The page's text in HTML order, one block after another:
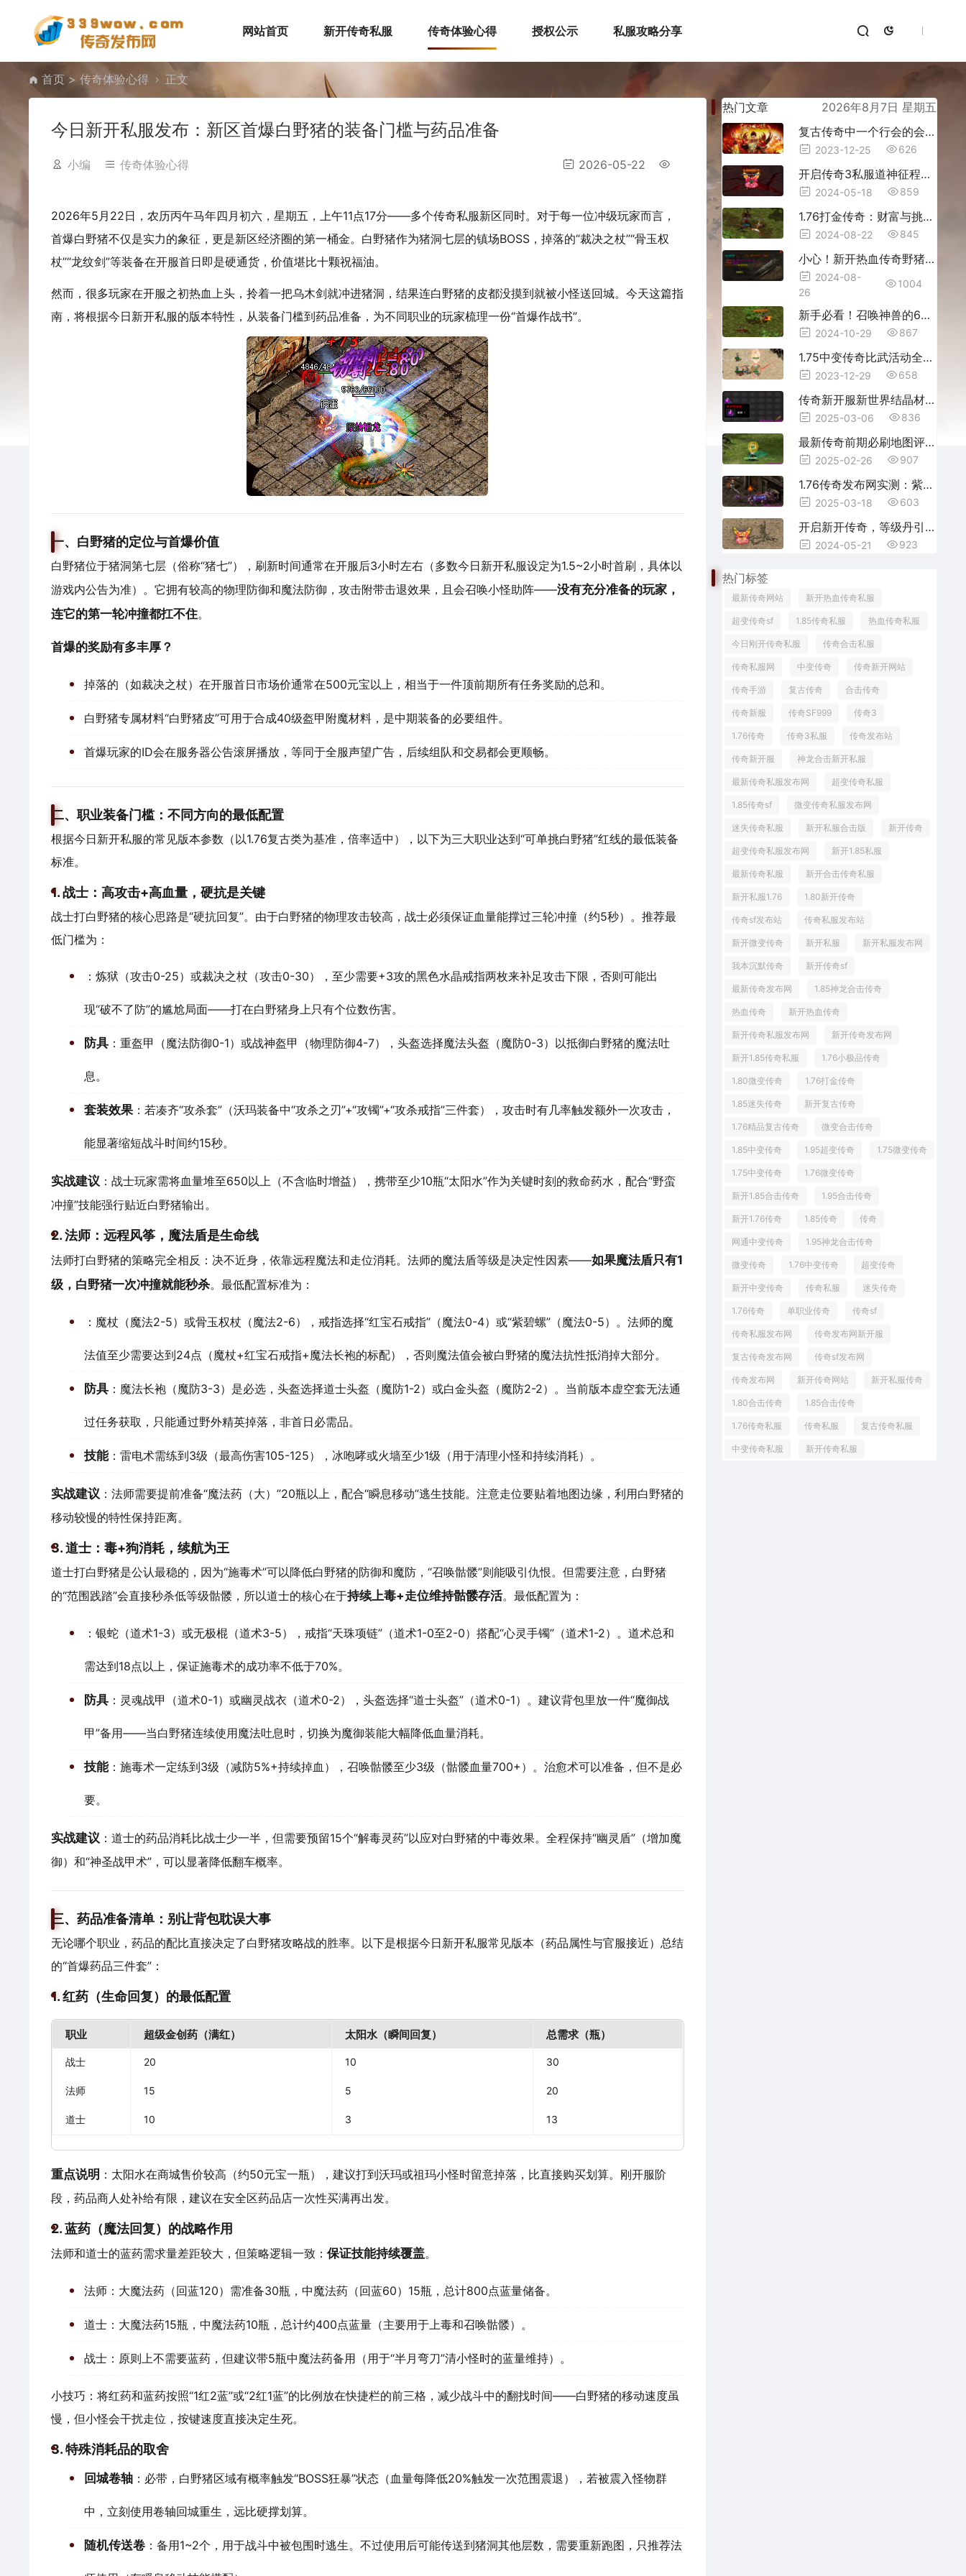
网站首页 新开传奇私服 传奇体验心得 授权公示 私服攻略分享
首页> 传奇体验心得 正文
今日新开私服发布：新区首爆白野猪的装备门槛与药品准备
小编 传奇体验心得 2026-05-22
2026年5月22日，农历丙午马年四月初六，星期五，上午11点17分——多个传奇私服新区同时。对于每一位冲级玩家而言，
首爆白野猪不仅是实力的象征，更是新区经济圈的第一桶金。白野猪作为猪洞七层的镇场BOSS，掉落的“裁决之杖”“骨玉权
杖”“龙纹剑”等装备在开服首日即是硬通货，价值堪比十颗祝福油。
然而，很多玩家在开服之初热血上头，拎着一把乌木剑就冲进猪洞，结果连白野猪的皮都没摸到就被小怪送回城。今天这篇指
南，将根据今日新开私服的版本特性，从装备门槛到药品准备，为不同职业的玩家梳理一份“首爆作战书”。
一、白野猪的定位与首爆价值
白野猪位于猪洞第七层（俗称“猪七”），刷新时间通常在开服后3小时左右（多数今日新开私服设定为1.5~2小时首刷，具体以
游戏内公告为准）。它拥有较高的物理防御和魔法防御，攻击附带击退效果，且会召唤小怪助阵——没有充分准备的玩家，
连它的第一轮冲撞都扛不住。
首爆的奖励有多丰厚？
掉落的（如裁决之杖）在开服首日市场价通常在500元宝以上，相当于一件顶前期所有任务奖励的总和。
白野猪专属材料“白野猪皮”可用于合成40级盔甲附魔材料，是中期装备的必要组件。
首爆玩家的ID会在服务器公告滚屏播放，等同于全服声望广告，后续组队和交易都会更顺畅。
二、职业装备门槛：不同方向的最低配置
根据今日新开私服的常见版本参数（以1.76复古类为基准，倍率适中），以下为三大职业达到“可单挑白野猪”红线的最低装备
标准。
1. 战士：高攻击+高血量，硬抗是关键
战士打白野猪的核心思路是“硬抗回复”。由于白野猪的物理攻击较高，战士必须保证血量能撑过三轮冲撞（约5秒）。推荐最
低门槛为：
：炼狱（攻击0-25）或裁决之杖（攻击0-30），至少需要+3攻的黑色水晶戒指两枚来补足攻击下限，否则可能出
现“破不了防”的尴尬局面——打在白野猪身上只有个位数伤害。
防具：重盔甲（魔法防御0-1）或战神盔甲（物理防御4-7），头盔选择魔法头盔（魔防0-3）以抵御白野猪的魔法吐
息。
套装效果：若凑齐“攻杀套”（沃玛装备中“攻杀之刃”+“攻镯”+“攻杀戒指”三件套），攻击时有几率触发额外一次攻击，
能显著缩短战斗时间约15秒。
实战建议 ：战士玩家需将血量堆至650以上（不含临时增益），携带至少10瓶“太阳水”作为关键时刻的救命药水，配合“野蛮
冲撞”技能强行贴近白野猪输出。
2. 法师：远程风筝，魔法盾是生命线
法师打白野猪的策略完全相反：决不近身，依靠远程魔法和走位消耗。法师的魔法盾等级是决定性因素——如果魔法盾只有1
级，白野猪一次冲撞就能秒杀。最低配置标准为：
：魔杖（魔法2-5）或骨玉权杖（魔法2-6），戒指选择“红宝石戒指”（魔法0-4）或“紫碧螺”（魔法0-5）。法师的魔
法值至少需要达到24点（魔杖+红宝石戒指+魔法长袍的标配），否则魔法值会被白野猪的魔法抗性抵消掉大部分。
防具：魔法长袍（魔防3-3）是必选，头盔选择道士头盔（魔防1-2）或白金头盔（魔防2-2）。当前版本虚空套无法通
过任务获取，只能通过野外精英掉落，非首日必需品。
技能：雷电术需练到3级（最高伤害105-125），冰咆哮或火墙至少1级（用于清理小怪和持续消耗）。
实战建议 ：法师需要提前准备“魔法药（大）”20瓶以上，配合“瞬息移动”逃生技能。注意走位要贴着地图边缘，利用白野猪的
移动较慢的特性保持距离。
3. 道士：毒+狗消耗，续航为王
道士打白野猪是公认最稳的，因为“施毒术”可以降低白野猪的防御和魔防，“召唤骷髅”则能吸引仇恨。但需要注意，白野猪
的“范围践踏”会直接秒杀低等级骷髅，所以道士的核心在于持续上毒+走位维持骷髅存活。最低配置为：
：银蛇（道术1-3）或无极棍（道术3-5），戒指“天珠项链”（道术1-0至2-0）搭配“心灵手镯”（道术1-2）。道术总和
需达到18点以上，保证施毒术的成功率不低于70%。
防具：灵魂战甲（道术0-1）或幽灵战衣（道术0-2），头盔选择“道士头盔”（道术0-1）。建议背包里放一件“魔御战
甲”备用——当白野猪连续使用魔法吐息时，切换为魔御装能大幅降低血量消耗。
技能：施毒术一定练到3级（减防5%+持续掉血），召唤骷髅至少3级（骷髅血量700+）。治愈术可以准备，但不是必
要。
实战建议 ：道士的药品消耗比战士少一半，但需要预留15个“解毒灵药”以应对白野猪的中毒效果。全程保持“幽灵盾”（增加魔
御）和“神圣战甲术”，可以显著降低翻车概率。
三、药品准备清单：别让背包耽误大事
无论哪个职业，药品的配比直接决定了白野猪攻略战的胜率。以下是根据今日新开私服常见版本（药品属性与官服接近）总结
的“首爆药品三件套”：
1. 红药（生命回复）的最低配置
职业 超级金创药（满红） 太阳水（瞬间回复） 总需求（瓶）
战士 20 10 30
法师 15 5 20
道士 10 3 13
重点说明 ：太阳水在商城售价较高（约50元宝一瓶），建议打到沃玛或祖玛小怪时留意掉落，比直接购买划算。刚开服阶
段，药品商人处补给有限，建议在安全区药品店一次性买满再出发。
2. 蓝药（魔法回复）的战略作用
法师和道士的蓝药需求量差距较大，但策略逻辑一致： 保证技能持续覆盖。
法师：大魔法药（回蓝120）需准备30瓶，中魔法药（回蓝60）15瓶，总计800点蓝量储备。
道士：大魔法药15瓶，中魔法药10瓶，总计约400点蓝量（主要用于上毒和召唤骷髅）。
战士：原则上不需要蓝药，但建议带5瓶中魔法药备用（用于“半月弯刀”清小怪时的蓝量维持）。
小技巧：将红药和蓝药按照“1红2蓝”或“2红1蓝”的比例放在快捷栏的前三格，减少战斗中的翻找时间——白野猪的移动速度虽
慢，但小怪会干扰走位，按键速度直接决定生死。
3. 特殊消耗品的取舍
回城卷轴：必带，白野猪区域有概率触发“BOSS狂暴”状态（血量每降低20%触发一次范围震退），若被震入怪物群
中，立刻使用卷轴回城重生，远比硬撑划算。
随机传送卷：备用1~2个，用于战斗中被包围时逃生。不过使用后可能传送到猪洞其他层数，需要重新跑图，只推荐法
热门文章
2026年8月7日 星期五
复古传奇中一个行会的会长需要具备什么条件
2023-12-25 626
开启传奇3私服道神征程，征服全服挑战
2024-05-18 859
1.76打金传奇：财富与挑战的冒险之旅
2024-08-22 845
小心！新开热血传奇野猪洞的四大危险
2024-08-
26
1004
新手必看！召唤神兽的6大实用攻略
2024-10-29 867
1.75中变传奇比武活动全攻略，操作技巧一次分享
2023-12-29 658
传奇新开服新世界结晶材料作用全解：老玩家熬夜总结的生存法则
2025-03-06 836
最新传奇前期必刷地图评测：三天攒够强化石的老司机路线
2025-02-26 907
1.76传奇发布网实测：紫龙怪物战力深度解析与实战打法攻略
2025-03-18 603
开启新开传奇，等级丹引爆你的战斗力！
2024-05-21 923
热门标签
最新传奇网站 新开热血传奇私服
超变传奇sf 1.85传奇私服 热血传奇私服
今日刚开传奇私服 传奇合击私服
传奇私服网 中变传奇 传奇新开网站
传奇手游 复古传奇 合击传奇
传奇新服 传奇SF999 传奇3
1.76传奇 传奇3私服 传奇发布站
传奇新开服 神龙合击新开私服
最新传奇私服发布网 超变传奇私服
1.85传奇sf 微变传奇私服发布网
迷失传奇私服 新开私服合击版 新开传奇
超变传奇私服发布网 新开1.85私服
最新传奇私服 新开合击传奇私服
新开私服1.76 1.80新开传奇
传奇sf发布站 传奇私服发布站
新开微变传奇 新开私服 新开私服发布网
我本沉默传奇 新开传奇sf
最新传奇发布网 1.85神龙合击传奇
热血传奇 新开热血传奇
新开传奇私服发布网 新开传奇发布网
新开1.85传奇私服 1.76小极品传奇
1.80微变传奇 1.76打金传奇
1.85迷失传奇 新开复古传奇
1.76精品复古传奇 微变合击传奇
1.85中变传奇 1.95超变传奇 1.75微变传奇
1.75中变传奇 1.76微变传奇
新开1.85合击传奇 1.95合击传奇
新开1.76传奇 1.85传奇 传奇
网通中变传奇 1.95神龙合击传奇
微变传奇 1.76中变传奇 超变传奇
新开中变传奇 传奇私服 迷失传奇
1.76传奇 单职业传奇 传奇sf
传奇私服发布网 传奇发布网新开服
复古传奇发布网 传奇sf发布网
传奇发布网 新开传奇网站 新开私服传奇
1.80合击传奇 1.85合击传奇
1.76传奇私服 传奇私服 复古传奇私服
中变传奇私服 新开传奇私服